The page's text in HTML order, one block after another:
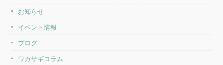
お知らせ
イベント情報
ブログ
ワカサギコラム